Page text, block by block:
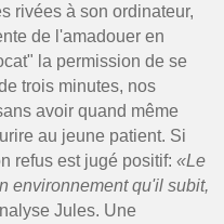
rivées à son ordinateur,
de l'amadouer en
la permission de se
trois minutes, nos
avoir quand même
au jeune patient. Si
refus est jugé positif: «Le
environnement qu'il subit,
Jules. Une